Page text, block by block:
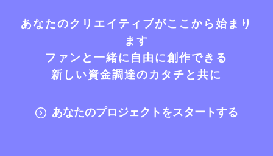
あなたのクリエイティブがここから始まり
ます
ファンと一緒に自由に創作できる
新しい資金調達のカタチと共に
あなたのプロジェクトをスタートする